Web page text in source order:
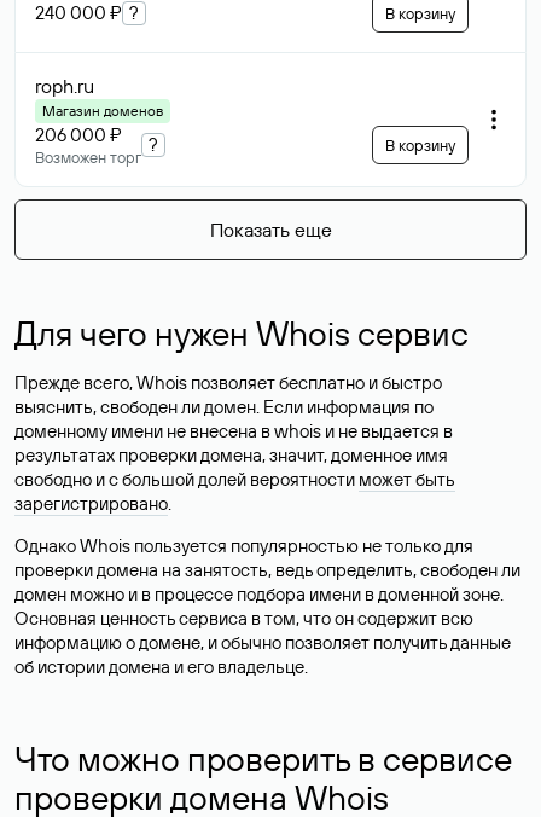
240 000 ₽ ? В корзину
roph.ru
Магазин доменов
206 000 ₽
Возможен торг
? В корзину
Показать еще
Для чего нужен Whois сервис
Прежде всего, Whois позволяет бесплатно и быстро
выяснить, свободен ли домен. Если информация по
доменному имени не внесена в whois и не выдается в
результатах проверки домена, значит, доменное имя
свободно и с большой долей вероятности может быть
зарегистрировано.
Однако Whois пользуется популярностью не только для
проверки домена на занятость, ведь определить, свободен ли
домен можно и в процессе подбора имени в доменной зоне.
Основная ценность сервиса в том, что он содержит всю
информацию о домене, и обычно позволяет получить данные
об истории домена и его владельце.
Что можно проверить в сервисе
проверки домена Whois